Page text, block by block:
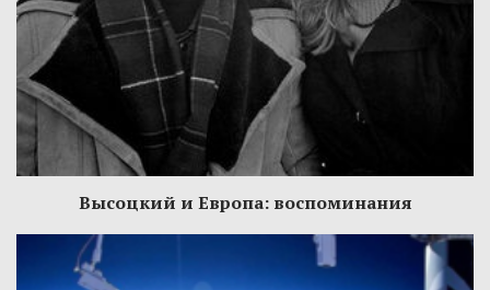
Высоцкий и Европа: воспоминания